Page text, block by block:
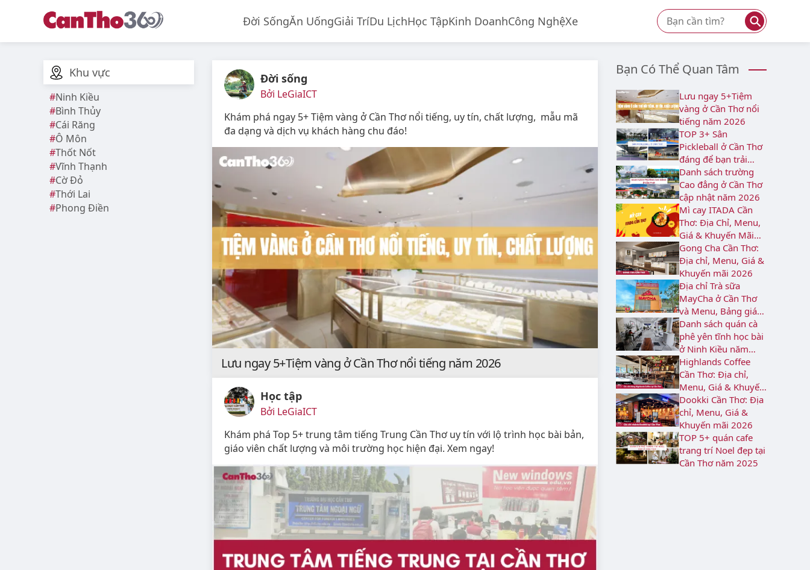
Đời SốngĂn UốngGiải TríDu LịchHọc TậpKinh DoanhCông NghệXe ⚲
Khu vực
Ninh Kiều
Bình Thủy
Cái Răng
Ô Môn
Thốt Nốt
Vĩnh Thạnh
Cờ Đỏ
Thới Lai
Phong Điền
Đời sống
Bởi LeGiaICT
Khám phá ngay 5+ Tiệm vàng ở Cần Thơ nổi tiếng, uy tín, chất lượng, mẫu mã
đa dạng và dịch vụ khách hàng chu đáo!
Lưu ngay 5+Tiệm vàng ở Cần Thơ nổi tiếng năm 2026
Học tập
Bởi LeGiaICT
Khám phá Top 5+ trung tâm tiếng Trung Cần Thơ uy tín với lộ trình học bài bản,
giáo viên chất lượng và môi trường học hiện đại. Xem ngay!
Bạn Có Thể Quan Tâm
Lưu ngay 5+Tiệm
vàng ở Cần Thơ nổi
tiếng năm 2026
TOP 3+ Sân
Pickleball ở Cần Thơ
đáng để bạn trải
nghiệm
Danh sách trường
Cao đẳng ở Cần Thơ
cập nhật năm 2026
Mì cay ITADA Cần
Thơ: Địa Chỉ, Menu,
Giá & Khuyến Mãi
2026
Gong Cha Cần Thơ:
Địa chỉ, Menu, Giá &
Khuyến mãi 2026
Địa chỉ Trà sữa
MayCha ở Cần Thơ
và Menu, Bảng giá
2026
Danh sách quán cà
phê yên tĩnh học bài
ở Ninh Kiều năm
2026
Highlands Coffee
Cần Thơ: Địa chỉ,
Menu, Giá & Khuyến
mãi 2026
Dookki Cần Thơ: Địa
chỉ, Menu, Giá &
Khuyến mãi 2026
TOP 5+ quán cafe
trang trí Noel đẹp tại
Cần Thơ năm 2025